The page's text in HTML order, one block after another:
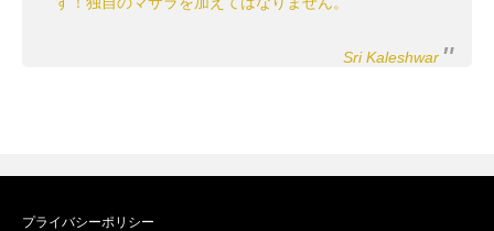
Sri Kaleshwar
プライバシーポリシー